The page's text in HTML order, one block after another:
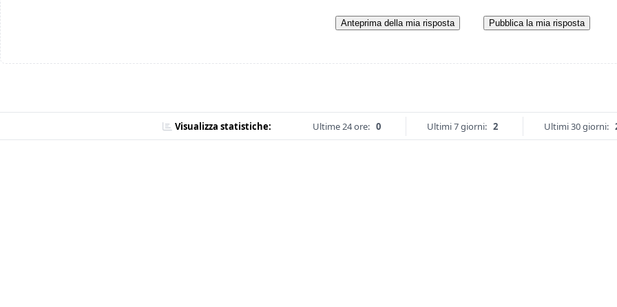
Anteprima della mia risposta Pubblica la mia risposta
Visualizza statistiche: Ultime 24 ore: 0 Ultimi 7 giorni: 2 Ultimi 30 giorni: